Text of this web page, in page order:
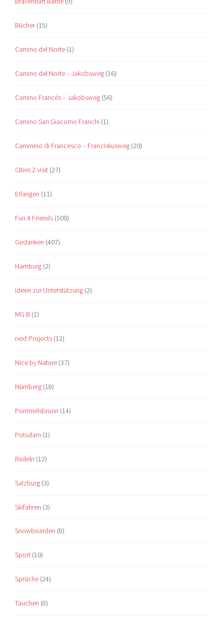
Bücher(15)
Camino del Norte (1)
Camino del Norte – Jakobsweg (16)
Camino Francés – Jakobsweg (56)
Camino San Giacomo Franchi (1)
Cammino di Francesco – Franziskusweg (20)
Cities 2 visit (27)
Erlangen (11)
Fun 4 Friends (500)
Gedanken (407)
Hamburg (2)
Ideen zur Unterstützung (2)
MG B (1)
next Projects (12)
Nice by Nature (37)
Nürnberg (18)
Pommelsbrunn (14)
Potsdam (1)
Radeln (12)
Salzburg (3)
Skifahren (3)
Snowboarden (8)
Sport (10)
Sprüche (24)
Tauchen (8)